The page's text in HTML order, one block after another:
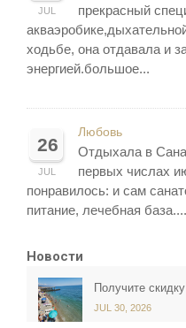
JUL
прекрасный
ходьбе, она отдавала и
энергией.большое...
26
JUL
Любовь
Отдыхала в
первых числах
понравилось: и сам
питание, лечебная база....
Новости
Получите
JUL 30, 2026